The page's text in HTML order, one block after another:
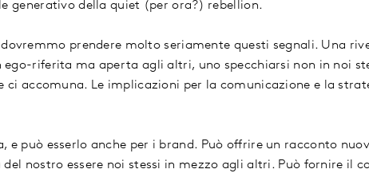
generativo della quiet (per ora?) rebellion.
prendere molto seriamente questi segnali. Una
riferita ma aperta agli altri, uno specchiarsi non in noi
ci accomuna. Le implicazioni per la comunicazione e la
e può esserlo anche per i brand. Può offrire un racconto
nostro essere noi stessi in mezzo agli altri. Può fornire il